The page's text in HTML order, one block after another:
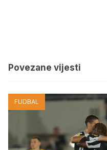
Povezane vijesti
FUDBAL